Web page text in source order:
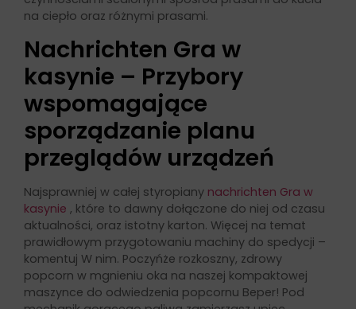
na ciepło oraz różnymi prasami.
Nachrichten Gra w
kasynie – Przybory
wspomagające
sporządzanie planu
przeglądów urządzeń
Najsprawniej w całej styropiany nachrichten Gra w
kasynie , które to dawny dołączone do niej od czasu
aktualności, oraz istotny karton. Więcej na temat
prawidłowym przygotowaniu machiny do spedycji –
komentuj W nim. Poczyńże rozkoszny, zdrowy
popcorn w mgnieniu oka na naszej kompaktowej
maszynce do odwiedzenia popcornu Beper! Pod